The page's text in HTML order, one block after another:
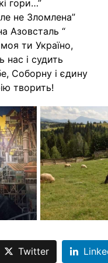
гори…”
не Зломлена”
Азовсталь “
ти Україно,
нас і судить
Соборну і єдину
творить!
Twitter